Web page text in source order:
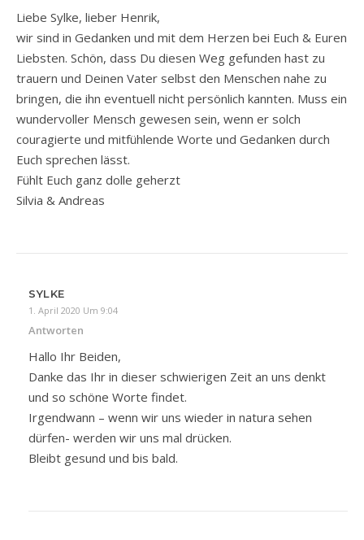
Liebe Sylke, lieber Henrik,
wir sind in Gedanken und mit dem Herzen bei Euch & Euren
Liebsten. Schön, dass Du diesen Weg gefunden hast zu
trauern und Deinen Vater selbst den Menschen nahe zu
bringen, die ihn eventuell nicht persönlich kannten. Muss ein
wundervoller Mensch gewesen sein, wenn er solch
couragierte und mitfühlende Worte und Gedanken durch
Euch sprechen lässt.
Fühlt Euch ganz dolle geherzt
Silvia & Andreas
SYLKE
1. April 2020 Um 9:04
Antworten
Hallo Ihr Beiden,
Danke das Ihr in dieser schwierigen Zeit an uns denkt
und so schöne Worte findet.
Irgendwann – wenn wir uns wieder in natura sehen
dürfen- werden wir uns mal drücken.
Bleibt gesund und bis bald.